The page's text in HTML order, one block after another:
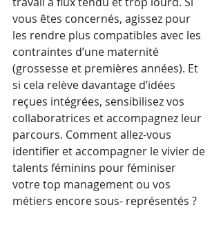
vous êtes concernés, agissez pour
les rendre plus compatibles avec les
contraintes d’une maternité
(grossesse et premières années). Et
si cela relève davantage d’idées
reçues intégrées, sensibilisez vos
collaboratrices et accompagnez leur
parcours. Comment allez-vous
identifier et accompagner le vivier de
talents féminins pour féminiser
votre top management ou vos
métiers encore sous- représentés ?